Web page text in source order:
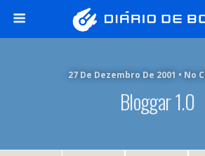
27 De Dezembro De 2001 • No
Bloggar 1.0